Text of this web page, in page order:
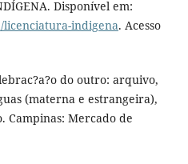
Disponível em:
indigena. Acesso
do outro: arquivo,
(materna e estrangeira),
Campinas: Mercado de